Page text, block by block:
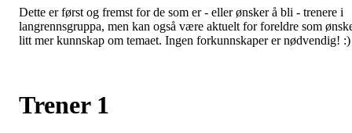
Dette er først og fremst for de som er - eller ønsker å bli - trenere i
langrennsgruppa, men kan også være aktuelt for foreldre som
litt mer kunnskap om temaet. Ingen forkunnskaper er nødvendig!
Trener 1